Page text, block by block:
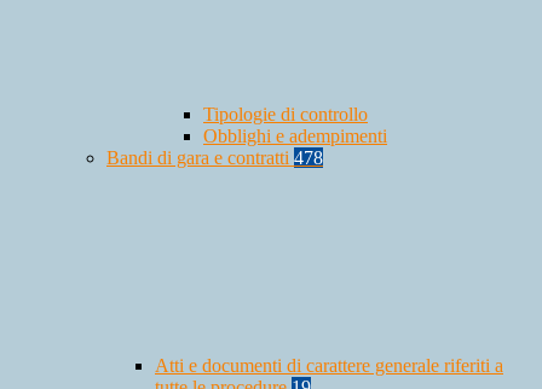
Tipologie di controllo
Obblighi e adempimenti
Bandi di gara e contratti 478
Atti e documenti di carattere generale riferiti a